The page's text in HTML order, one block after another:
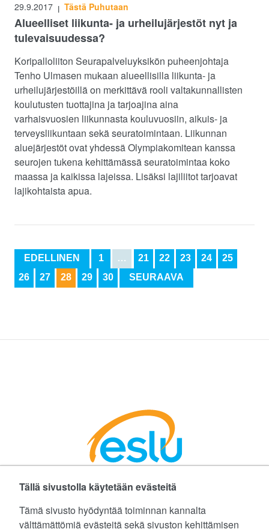
Tällä sivustolla käytetään evästeitä
Tämä sivusto hyödyntää toiminnan kannalta
välttämättömiä evästeitä sekä sivuston kehittämisen
29.9.2017 | Tästä Puhutaan
Alueelliset liikunta- ja urheilujärjestöt nyt ja
tulevaisuudessa?
Koripalloliiton Seurapalveluyksikön puheenjohtaja
Tenho Ulmasen mukaan alueellisilla liikunta- ja
urheilujärjestöillä on merkittävä rooli valtakunnallisten
koulutusten tuottajina ja tarjoajina aina
varhaisvuosien liikunnasta kouluvuosiin, aikuis- ja
terveysliikuntaan sekä seuratoimintaan. Liikunnan
aluejärjestöt ovat yhdessä Olympiakomitean kanssa
seurojen tukena kehittämässä seuratoimintaa koko
maassa ja kaikissa lajeissa. Lisäksi lajiliitot tarjoavat
lajikohtaista apua.
EDELLINEN 1 … 21 22 23 24
25
26
27 28 29 30 SEURAAVA
Facebookissa Instagramissa
©Etelä-Suomen Liikunta ja Urheilu ry